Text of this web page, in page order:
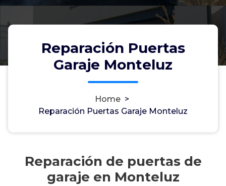
Reparación Puertas
Garaje Monteluz
Home >
Reparación Puertas Garaje Monteluz
Reparación de puertas de
garaje en Monteluz